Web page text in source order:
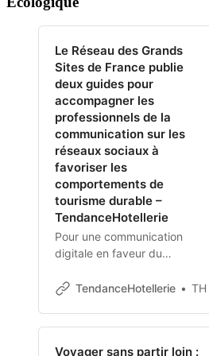
travers un partenariat
innovant, l’école s’engage à
former les acteurs de
l’hôtellerie à l’éco-
responsabilité via une
formation hybride, concrète
et accessible.
Le Réseau des Grands
Sites de France publie
deux guides pour
accompagner les
professionnels de la
communication sur les
réseaux sociaux à
favoriser les
comportements de
tourisme durable –
TendanceHotellerie
Pour une communication
digitale en faveur du
TendanceHotellerie
TH
Voyager sans partir loin :